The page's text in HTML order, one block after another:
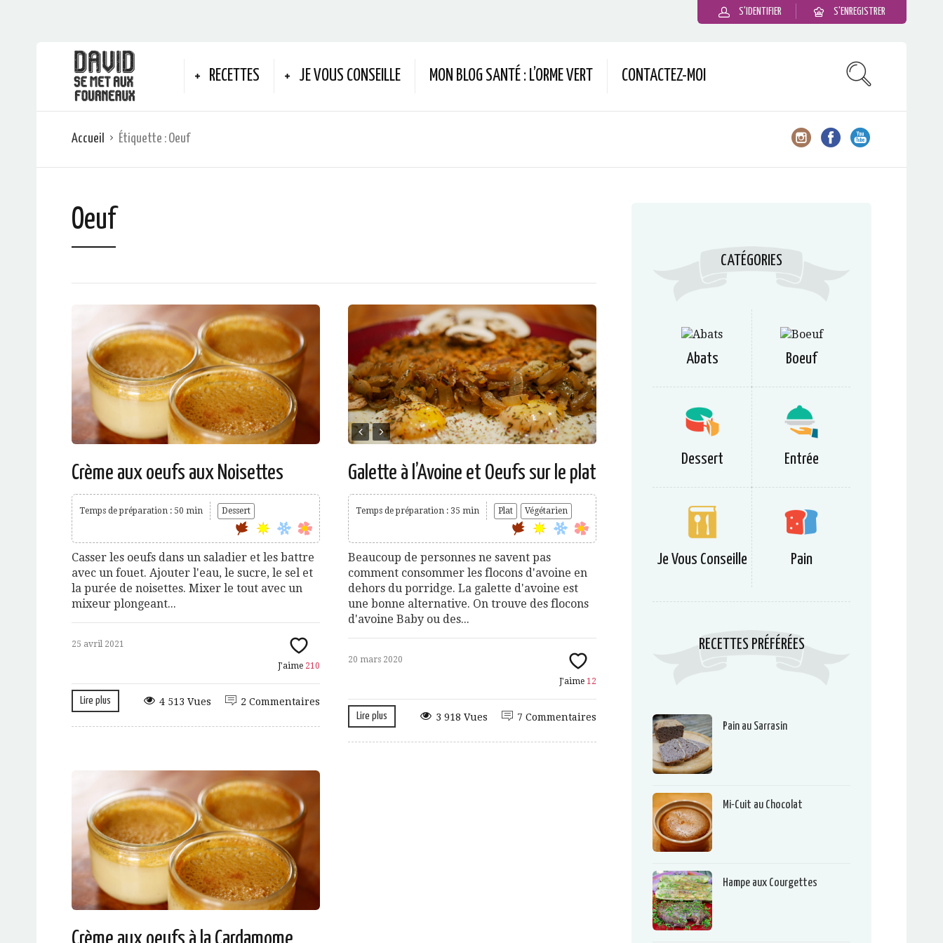
S'IDENTIFIER S'ENREGISTRER
RECETTES JE VOUS CONSEILLE MON BLOG SANTÉ : L’ORME VERT CONTACTEZ-MOI
Accueil Étiquette : Oeuf
Oeuf
Crème aux oeufs aux Noisettes
Temps de préparation : 50 min Dessert
Casser les oeufs dans un saladier et les battre
avec un fouet. Ajouter l'eau, le sucre, le sel et
la purée de noisettes. Mixer le tout avec un
mixeur plongeant...
25 avril 2021
J'aime 210
Lire plus 2 Commentaires
4 513 Vues
Galette à l’Avoine et Oeufs sur le plat
Temps de préparation : 35 min Plat Végétarien
Beaucoup de personnes ne savent pas
comment consommer les flocons d'avoine en
dehors du porridge. La galette d'avoine est
une bonne alternative. On trouve des flocons
d'avoine Baby ou des...
20 mars 2020
J'aime 12
Lire plus 7 Commentaires
3 918 Vues
Crème aux oeufs à la Cardamome
CATÉGORIES
Abats Boeuf
Dessert Entrée
Je Vous Conseille Pain
RECETTES PRÉFÉRÉES
Pain au Sarrasin
Mi-Cuit au Chocolat
Hampe aux Courgettes